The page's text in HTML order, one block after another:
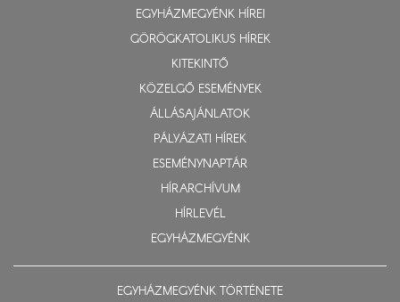
EGYHÁZMEGYÉNK HÍREI
GÖRÖGKATOLIKUS HÍREK
KITEKINTŐ
KÖZELGŐ ESEMÉNYEK
ÁLLÁSAJÁNLATOK
PÁLYÁZATI HÍREK
ESEMÉNYNAPTÁR
HÍRARCHÍVUM
HÍRLEVÉL
EGYHÁZMEGYÉNK
EGYHÁZMEGYÉNK TÖRTÉNETE